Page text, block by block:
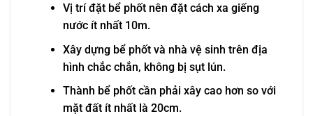
Vị trí đặt bể phốt nên đặt cách xa giếng
nước ít nhất 10m.
Xây dựng bể phốt và nhà vệ sinh trên địa
hình chắc chắn, không bị sụt lún.
Thành bể phốt cần phải xây cao hơn so với
mặt đất ít nhất là 20cm.